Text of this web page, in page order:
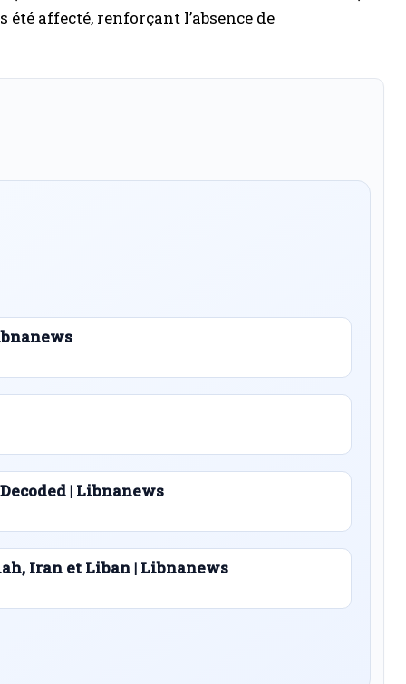
été affecté, renforçant l’absence de
| Libnanews
Iran et Liban | Libnanews